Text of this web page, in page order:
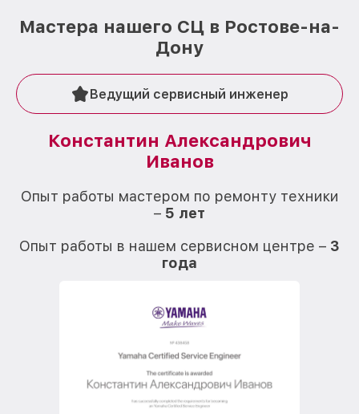
Мастера нашего СЦ в Ростове-на-
Дону
Ведущий сервисный инженер
Константин Александрович
Иванов
Опыт работы мастером по ремонту техники
– 5 лет
Опыт работы в нашем сервисном центре – 3
года